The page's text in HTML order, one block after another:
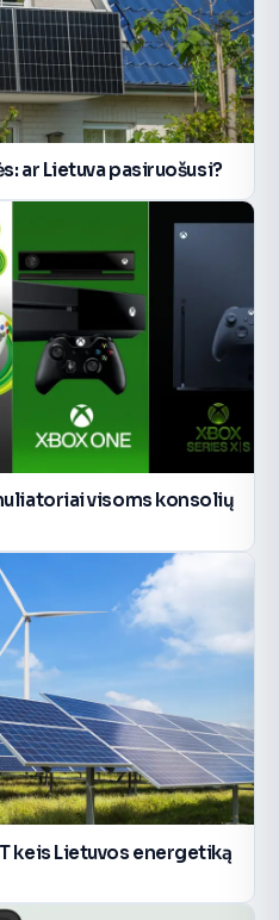
ar Lietuva pasiruošusi?
visoms konsolių
keis Lietuvos energetiką